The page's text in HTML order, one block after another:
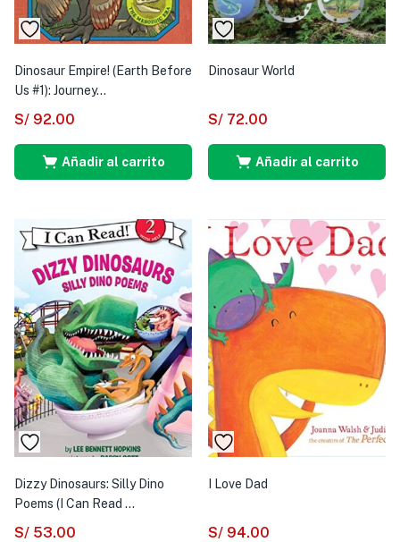
Dinosaur Empire! (Earth Before
Us #1): Journey...
S/ 92.00
Añadir al carrito
Dinosaur World
S/ 72.00
Añadir al carrito
Dizzy Dinosaurs: Silly Dino
Poems (I Can Read ...
S/ 53.00
I Love Dad
S/ 94.00